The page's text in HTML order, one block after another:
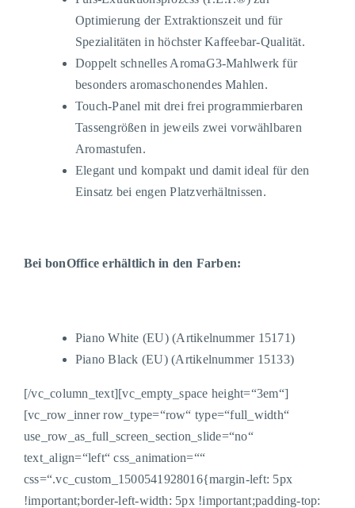
Optimierung der Extraktionszeit und für
Spezialitäten in höchster Kaffeebar-Qualität.
Doppelt schnelles AromaG3-Mahlwerk für
besonders aromaschonendes Mahlen.
Touch-Panel mit drei frei programmierbaren
Tassengrößen in jeweils zwei vorwählbaren
Aromastufen.
Elegant und kompakt und damit ideal für den
Einsatz bei engen Platzverhältnissen.
Bei bonOffice erhältlich in den Farben:
Piano White (EU)(Artikelnummer 15171)
Piano Black (EU)(Artikelnummer 15133)
[/vc_column_text][vc_empty_space height=“3em“]
[vc_row_inner row_type=“row“ type=“full_width“
use_row_as_full_screen_section_slide=“no“
text_align=“left“ css_animation=““
css=“.vc_custom_1500541928016{margin-left: 5px
!important;border-left-width: 5px !important;padding-top: